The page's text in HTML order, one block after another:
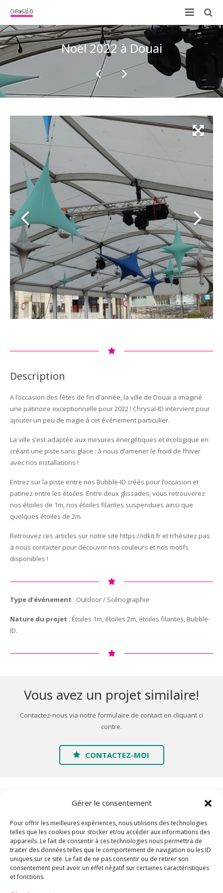
Gérer le consentement
Pour offrir les meilleures expériences, nous utilisons des technologies
telles que les cookies pour stocker et/ou accéder aux informations des
appareils. Le fait de consentir à ces technologies nous permettra de
traiter des données telles que le comportement de navigation ou les ID
uniques sur ce site. Le fait de ne pas consentir ou de retirer son
consentement peut avoir un effet négatif sur certaines caractéristiques
et fonctions.
Qui sommes-nous ?
Nos prestations
ID-KIT
Noël 2022 à Douai
Description
A l’occasion des fêtes de fin d’année, la ville de Douai a imaginé
une patinoire exceptionnelle pour 2022 ! Chrysal-ID intervient pour
ajouter un peu de magie à cet événement particulier.
La ville s’est adaptée aux mesures énergétiques et écologique en
créant une piste sans glace ; à nous d’amener le froid de l’hiver
avec nos installations !
Entrez sur la piste entre nos Bubble-ID créés pour l’occasion et
patinez entre les étoiles. Entre deux glissades, vous retrouverez
nos étoiles de 1m, nos étoiles filantes suspendues ainsi que
quelques étoiles de 2m.
Retrouvez ces articles sur notre site https://idkit.fr et n’hésitez pas
à nous contacter pour découvrir nos couleurs et nos motifs
disponibles !
Type d’événement : Outdoor / Scénographie
Nature du projet : Étoiles 1m, étoiles 2m, étoiles filantes, Bubble-
ID.
Vous avez un projet similaire!
Contactez-nous via notre formulaire de contact en cliquant ci
contre.
CONTACTEZ-MOI
Accueil
A propos